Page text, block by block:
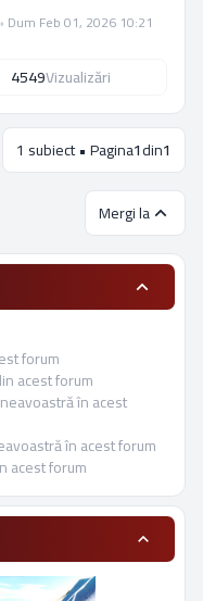
Dum Feb 01, 2026 10:21
4549Vizualizări
1 subiect • Pagina1din1
Mergi la
forum
acest forum
în acest
în acest forum
acest forum